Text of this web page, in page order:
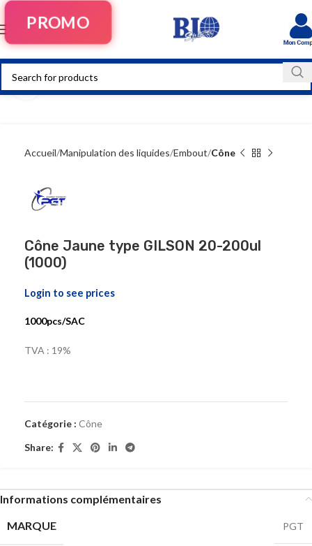
PROMO
Click to enlarge
Accueil Manipulation des liquides Embout Cône
Cône Jaune type GILSON 20-200ul
(1000)
Login to see prices
1000pcs/SAC
TVA : 19%
Catégorie : Cône
Share:
Informations complémentaires
MARQUE
PGT